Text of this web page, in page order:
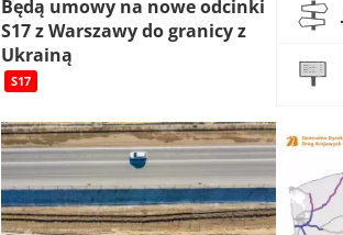
Będą umowy na nowe odcinki
S17 z Warszawy do granicy z
Ukrainą
S17